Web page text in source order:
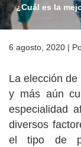
¿Cuál es la
6 agosto, 2020 |
La elección
y más aún
especialidad
diversos
el tipo de